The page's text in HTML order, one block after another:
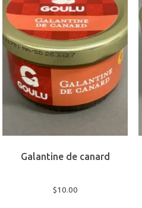
Galantine de canard
$10.00